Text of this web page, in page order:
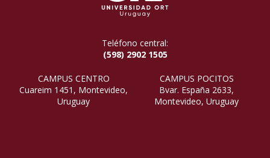
Teléfono central:
(598) 2902 1505
CAMPUS CENTRO
Cuareim 1451, Montevideo,
Uruguay
CAMPUS POCITOS
Bvar. España 2633,
Montevideo, Uruguay